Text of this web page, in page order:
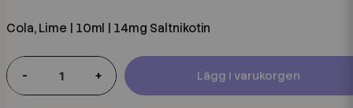
Cola, Lime | 10ml | 14mg Saltnikotin
- + Lägg i varukorgen